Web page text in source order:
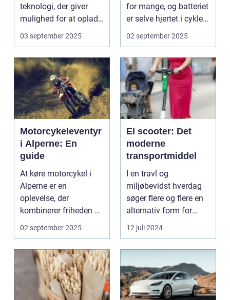
teknologi, der giver
mulighed for at oplade
uden...
03 september 2025
for mange, og batteriet
er selve hjertet i cyklen.
Et go...
02 september 2025
Motorcykeleventyr
i Alperne: En
guide
At køre motorcykel i
Alperne er en
oplevelse, der
kombinerer friheden på
to hjul med no...
02 september 2025
El scooter: Det
moderne
transportmiddel
I en travl og
miljøbevidst hverdag
søger flere og flere en
alternativ form for
transport. El scooter...
12 juli 2024